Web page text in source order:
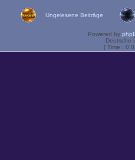
Ungelesene Beiträge
Powered by
Deutsche
[ Time :